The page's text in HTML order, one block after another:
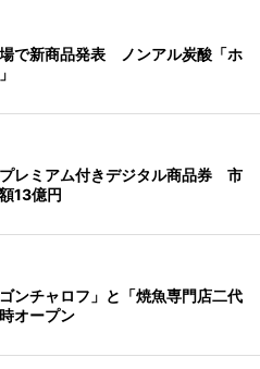
で新商品発表 ノンアル炭酸「ホ
レミアム付きデジタル商品券 市
13億円
ンチャロフ」と「焼魚専門店二代
オープン